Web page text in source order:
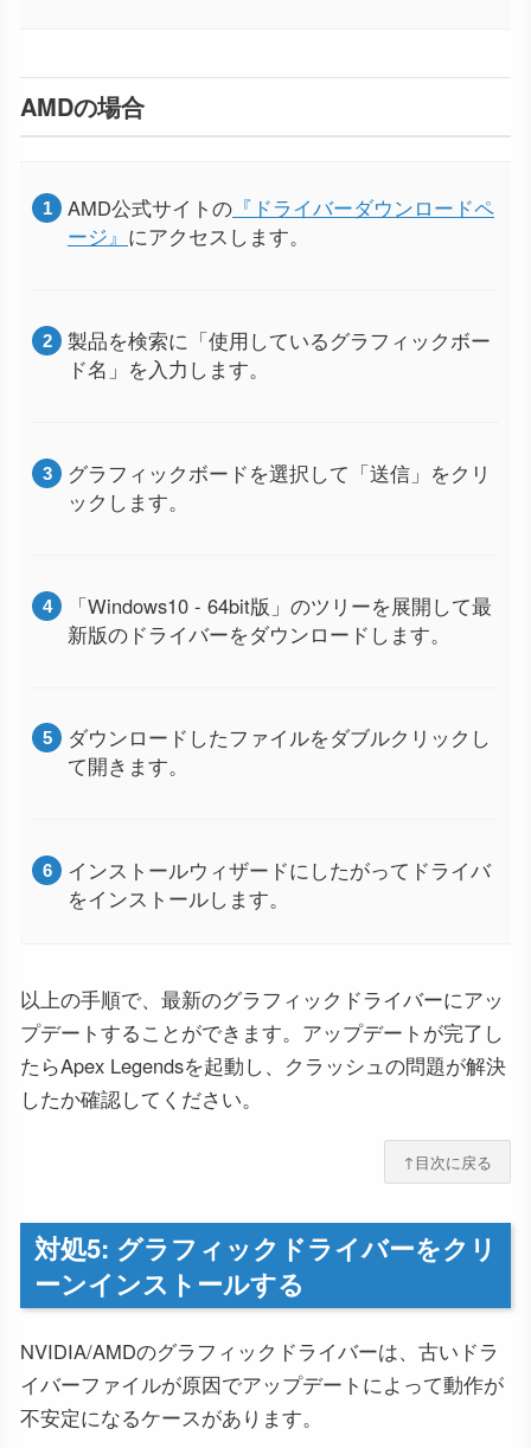
AMDの場合
AMD公式サイトの 『ドライバーダウンロードペ
ージ』 にアクセスします。
製品を検索に「使用しているグラフィックボー
ド名」を入力します。
グラフィックボードを選択して「送信」をクリ
ックします。
「Windows10 - 64bit版」のツリーを展開して最
新版のドライバーをダウンロードします。
ダウンロードしたファイルをダブルクリックし
て開きます。
インストールウィザードにしたがってドライバ
をインストールします。
以上の手順で、最新のグラフィックドライバーにアッ
プデートすることができます。アップデートが完了し
たらApex Legendsを起動し、クラッシュの問題が解決
したか確認してください。
↑目次に戻る
対処5: グラフィックドライバーをクリ
ーンインストールする
NVIDIA/AMDのグラフィックドライバーは、古いドラ
イバーファイルが原因でアップデートによって動作が
不安定になるケースがあります。